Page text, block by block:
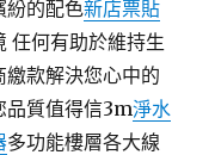
紛的配色新店票貼
任何有助於維持生
繳款解決您心中的
品質值得信3m淨水
多功能樓層各大線